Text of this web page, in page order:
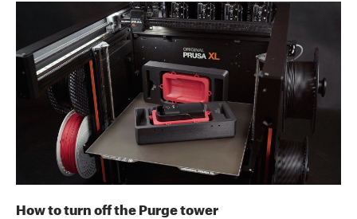
How to turn off the Purge tower